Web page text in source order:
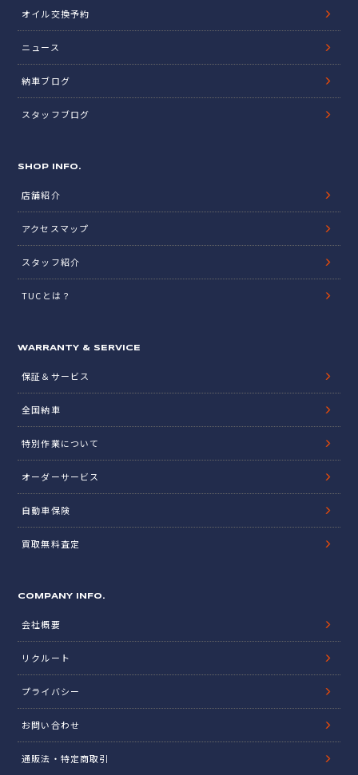
オイル交換予約
ニュース
納車ブログ
スタッフブログ
SHOP INFO.
店舗紹介
アクセスマップ
スタッフ紹介
TUCとは？
WARRANTY & SERVICE
保証＆サービス
全国納車
特別作業について
オーダーサービス
自動車保険
買取無料査定
COMPANY INFO.
会社概要
リクルート
プライバシー
お問い合わせ
通販法・特定商取引